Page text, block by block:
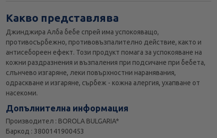
Какво представлява
Джинджира Алба бебе спрей има успокояващо,
противосърбежно, противовъзпалително действие, както и
антисебореен ефект. Този продукт помага за успокояване на
кожни раздразнения и възпаления при подсичане при бебета,
слънчево изгаряне, леки повърхностни наранявания,
одраскване и изгаряне, сърбеж - кожна алергия, ухапване от
насекоми.
Допълнителна информация
Производител : BOROLA BULGARIA*
Баркод : 3800141900453